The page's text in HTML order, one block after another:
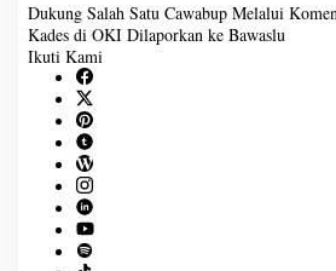
Dukung Salah Satu Cawabup Melalui
Kades di OKI Dilaporkan ke Bawaslu
Ikuti Kami